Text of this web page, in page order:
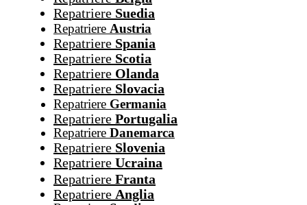
Repatriere Suedia
Repatriere Austria
Repatriere Spania
Repatriere Scotia
Repatriere Olanda
Repatriere Slovacia
Repatriere Germania
Repatriere Portugalia
Repatriere Danemarca
Repatriere Slovenia
Repatriere Ucraina
Repatriere Franta
Repatriere Anglia